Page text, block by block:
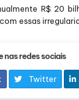
R$ 20
essas
nas redes sociais
Twitter